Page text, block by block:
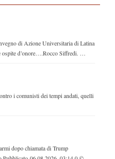
di Azione Universitaria di Latina
d’onore….Rocco Siffredi. …
i comunisti dei tempi andati, quelli
dopo chiamata di Trump